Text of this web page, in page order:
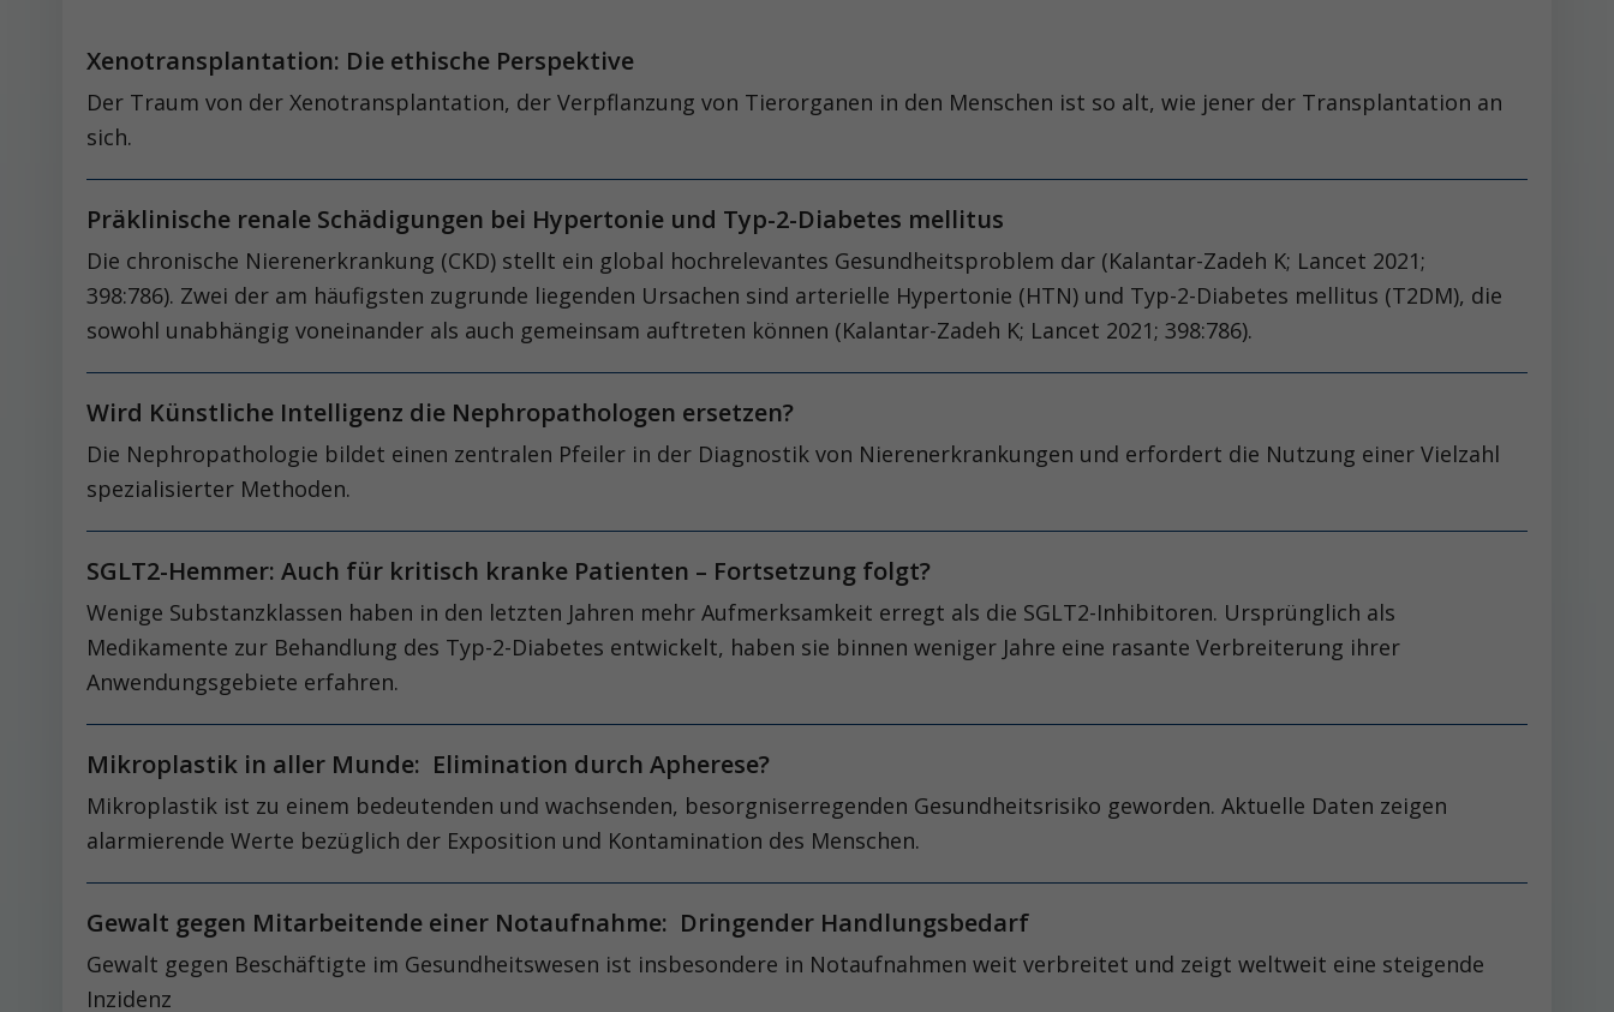
Xenotransplantation: Die ethische Perspektive
Der Traum von der Xenotransplanta­tion, der Verpflanzung von Tierorganen in den Menschen ist so alt, wie jener der Transplantation an
sich.
Präklinische renale Schädigungen bei Hypertonie und Typ-2-Diabetes mellitus
Die chronische Nierenerkrankung (CKD) stellt ein global hochrelevantes Gesundheitsproblem dar (Kalantar-Zadeh K; Lancet 2021;
398:786). Zwei der am häufigsten zugrunde liegenden Ursachen sind arterielle Hypertonie (HTN) und Typ-2-Diabetes mellitus (T2DM), die
sowohl unabhängig voneinander als auch gemeinsam auftreten können (Kalantar-Zadeh K; Lancet 2021; 398:786).
Wird Künstliche Intelligenz die Nephropathologen ersetzen?
Die Nephropathologie bildet einen zentralen Pfeiler in der Diagnostik von Nierenerkrankungen und erfordert die Nutzung einer Vielzahl
spezialisierter Methoden.
SGLT2-Hemmer: Auch für kritisch kranke Patienten – Fortsetzung folgt?
Wenige Substanzklassen haben in den letzten Jahren mehr Aufmerksamkeit erregt als die SGLT2-Inhibitoren. Ursprünglich als
Medikamente zur Behandlung des Typ-2-Diabetes entwickelt, haben sie binnen weniger Jahre eine rasante Verbreiterung ihrer
Anwendungsgebiete erfahren.
Mikroplastik in aller Munde: Elimination durch Apherese?
Mikroplastik ist zu einem bedeutenden und wachsenden, besorgniserregenden Gesundheitsrisiko geworden. Aktuelle Daten zeigen
alarmierende Werte bezüglich der Exposition und Kontamination des Menschen.
Gewalt gegen Mitarbeitende einer Notaufnahme: Dringender Handlungsbedarf
Gewalt gegen Beschäftigte im Gesundheitswesen ist insbesondere in Notaufnahmen weit verbreitet und zeigt weltweit eine steigende
Inzidenz